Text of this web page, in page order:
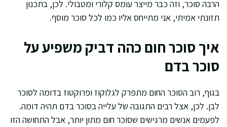
הרבה סוכר, וזה כבר מייצר עומס קלורי ומטבולי. לכן, בתכנון
תזונתי אמיתי, אני מתייחס אליו כמו לכל סוכר מוסף.
איך סוכר חום כהה דביק משפיע על
סוכר בדם
בגוף, רוב הסוכר החום מתפרק לגלוקוז ופרוקטוז בדומה לסוכר
לבן. לכן, אצל רבים התגובה של עלייה בסוכר בדם תהיה דומה.
לפעמים אנשים מרגישים שסוכר חום מתון יותר, אבל התחושה הזו